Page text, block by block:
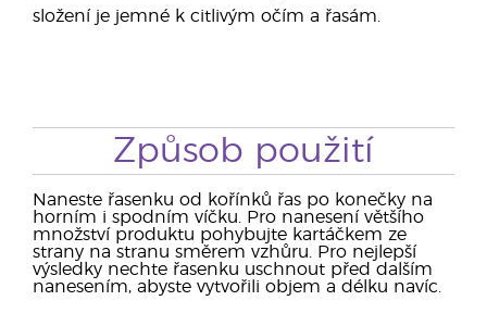
složení je jemné k citlivým očím a řasám.
Způsob použití
Naneste řasenku od kořínků řas po konečky na
horním i spodním víčku. Pro nanesení většího
množství produktu pohybujte kartáčkem ze
strany na stranu směrem vzhůru. Pro nejlepší
výsledky nechte řasenku uschnout před dalším
nanesením, abyste vytvořili objem a délku navíc.